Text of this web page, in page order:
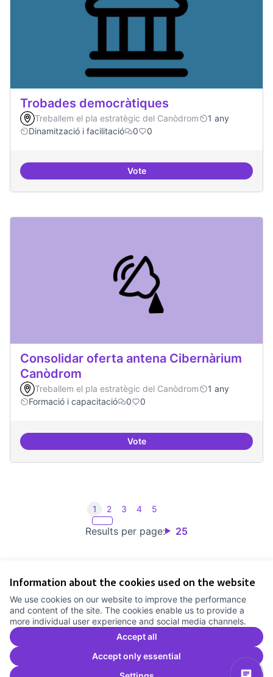
Information about the cookies used on the website
We use cookies on our website to improve the performance
and content of the site. The cookies enable us to provide a
more individual user experience and social media channels.
Accept all
Accept only essential
Trobades democràtiques
Treballem el pla estratègic del Canòdrom
1 any
Dinamització i facilitació
0 0
VoteTrobades democràtiques
Consolidar oferta antena Cibernàrium
Canòdrom
Treballem el pla estratègic del Canòdrom
1 any
Formació i capacitació
0 0
VoteConsolidar oferta antena
Results per page: 25
1 2 3 4 5
Cookie settings
Comunitat Canòdrom at Facebook
(External link)
Comunitat Canòdrom at Instagram
(External link)
Comunitat Canòdrom at YouTube
(External link)
English
Triar la llenguaElegir el idiomaChoose language